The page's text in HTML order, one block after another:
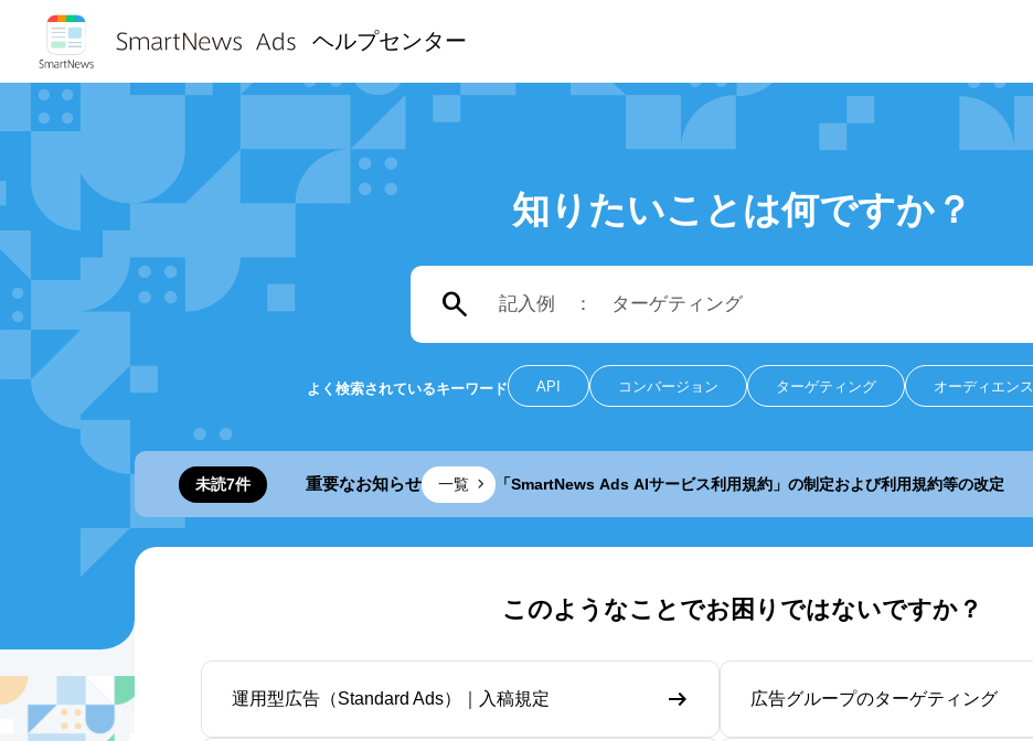
ヘルプセンター
知りたいことは何ですか？

よく検索されているキーワード API コンバージョン ターゲティング オーディエンス
未読7件 重要なお知らせ 一覧 「SmartNews Ads AIサービス利用規約」の制定および利用規約等の改定
このようなことでお困りではないですか？
運用型広告（Standard Ads）｜入稿規定 広告グループのターゲティング